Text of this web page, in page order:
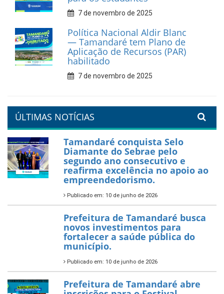
9 de fevereiro de 2026
Prefeitura de Tamandaré
reforça diálogo e
compromisso com a
valorização da educação
7 de fevereiro de 2026
orla da cidade.
PartiuENEM — Prefeitura
garante transporte gratuito
para os estudantes
7 de novembro de 2025
Política Nacional Aldir Blanc
— Tamandaré tem Plano de
Aplicação de Recursos (PAR)
habilitado
7 de novembro de 2025
ÚLTIMAS NOTÍCIAS